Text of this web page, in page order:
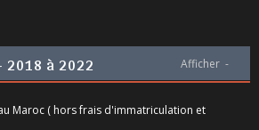
2018 à 2022 Afficher -
Maroc ( hors frais d'immatriculation et